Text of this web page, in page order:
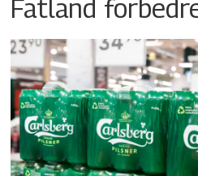
Fatland